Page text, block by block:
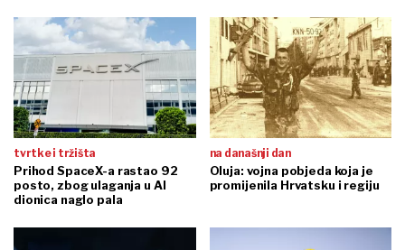
tvrtke i tržišta
Prihod SpaceX-a rastao 92
posto, zbog ulaganja u AI
dionica naglo pala
na današnji dan
Oluja: vojna pobjeda koja je
promijenila Hrvatsku i regiju